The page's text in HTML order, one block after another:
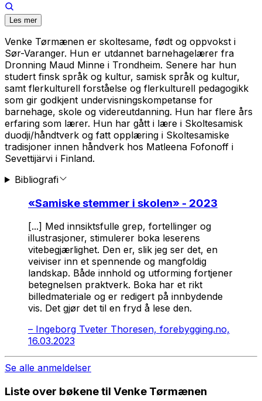
Les mer
Venke Tørmænen er skoltesame, født og oppvokst i
Sør-Varanger. Hun er utdannet barnehagelærer fra
Dronning Maud Minne i Trondheim. Senere har hun
studert finsk språk og kultur, samisk språk og kultur,
samt flerkulturell forståelse og flerkulturell pedagogikk
som gir godkjent undervisningskompetanse for
barnehage, skole og videreutdanning. Hun har flere års
erfaring som lærer. Hun har gått i lære i Skoltesamisk
duodji/håndtverk og fatt opplæring i Skoltesamiske
tradisjoner innen håndverk hos Matleena Fofonoff i
Sevettijärvi i Finland.
Bibliografi
«Samiske stemmer i skolen» - 2023
[...] Med innsiktsfulle grep, fortellinger og
illustrasjoner, stimulerer boka leserens
vitebegjærlighet. Den er, slik jeg ser det, en
veiviser inn et spennende og mangfoldig
landskap. Både innhold og utforming fortjener
betegnelsen praktverk. Boka har et rikt
billedmateriale og er redigert på innbydende
vis. Det gjør det til en fryd å lese den.
– Ingeborg Tveter Thoresen, forebygging.no,
16.03.2023
Se alle anmeldelser
Liste over bøkene til Venke Tørmænen